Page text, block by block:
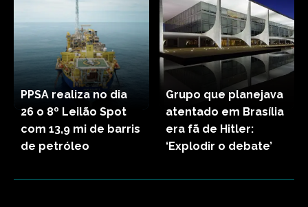
PPSA realiza no dia
26 o 8º Leilão Spot
com 13,9 mi de barris
de petróleo
Grupo que planejava
atentado em Brasília
era fã de Hitler:
‘Explodir o debate’